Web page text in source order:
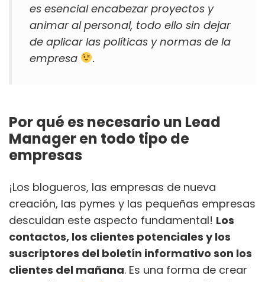
es esencial encabezar proyectos y
animar al personal, todo ello sin dejar
de aplicar las políticas y normas de la
empresa
.
Por qué es necesario un Lead
Manager en todo tipo de
empresas
¡Los blogueros, las empresas de nueva
creación, las pymes y las pequeñas empresas
descuidan este aspecto fundamental! Los
contactos, los clientes potenciales y los
suscriptores del boletín informativo son los
clientes del mañana. Es una forma de crear